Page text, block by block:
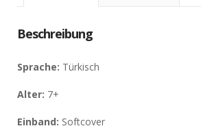
Beschreibung
Sprache: Türkisch
Alter: 7+
Einband: Softcover